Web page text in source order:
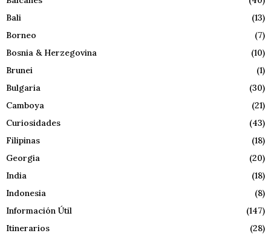
Bali
(13)
Borneo
(7)
Bosnia & Herzegovina
(10)
Brunei
(1)
Bulgaria
(30)
Camboya
(21)
Curiosidades
(43)
Filipinas
(18)
Georgia
(20)
India
(18)
Indonesia
(8)
Información Útil
(147)
Itinerarios
(28)